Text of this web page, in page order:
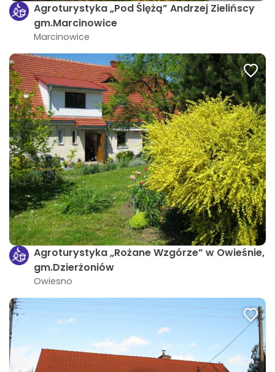
Agroturystyka „Pod Ślężą” Andrzej Zielińscy
gm.Marcinowice
Marcinowice
Agroturystyka „Rożane Wzgórze” w Owieśnie,
gm.Dzierżoniów
Owiesno